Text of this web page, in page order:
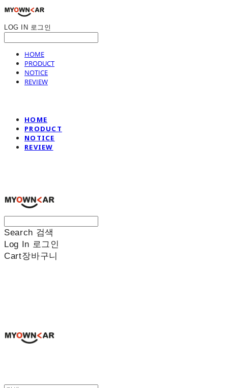
LOG IN 로그인
HOME
PRODUCT
NOTICE
REVIEW
HOME
PRODUCT
NOTICE
REVIEW
Search 검색
Log In 로그인
Cart장바구니